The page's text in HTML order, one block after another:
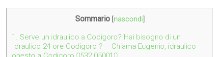
Sommario nascondi
1. Serve un idraulico a Codigoro? Hai bisogno di un
Idraulico 24 ore Codigoro ? – Chiama Eugenio, idraulico